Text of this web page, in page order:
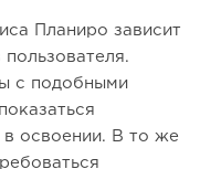
Планиро зависит
с подобными
в освоении. В то же